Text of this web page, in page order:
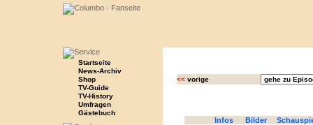
Startseite
News-Archiv
Shop
TV-Guide
TV-History
Umfragen
Gästebuch
<<vorige
Infos Bilder